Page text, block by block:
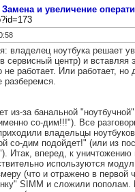
Замена и увеличение
владелец ноутбука решает
центр) и вставляя
не работает. Или работает,
разберемся.
из-за банальной
со-дим!!!"). Все
владельцы
со-дим подойдет!" (или из
Итак, вперед, к уничтожению
используются
(что и отражено в
SIMM и сложили